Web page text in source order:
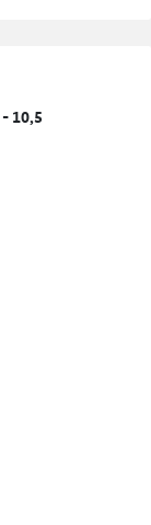
10,5